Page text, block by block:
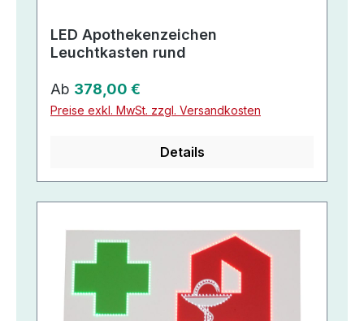
LED Apothekenzeichen
Leuchtkasten rund
Regulärer Preis:
Ab 378,00 €
Preise exkl. MwSt. zzgl. Versandkosten
Details